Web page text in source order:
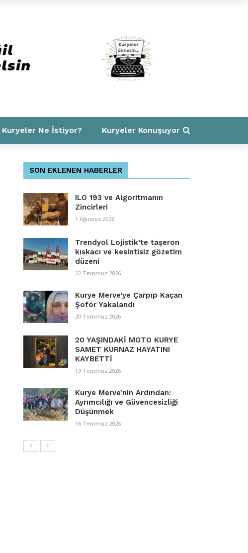
Kuryeler Ne İstiyor? Kuryeler Konuşuyor
SON EKLENEN HABERLER
ILO 193 ve Algoritmanın
Zincirleri
1 Ağustos 2026
Trendyol Lojistik’te taşeron
kıskacı ve kesintisiz gözetim
düzeni
22 Temmuz 2026
Kurye Merve’ye Çarpıp Kaçan
Şoför Yakalandı
20 Temmuz 2026
20 YAŞINDAKİ MOTO KURYE
SAMET KURNAZ HAYATINI
KAYBETTİ
19 Temmuz 2026
Kurye Merve’nin Ardından:
Ayrımcılığı ve Güvencesizliği
Düşünmek
16 Temmuz 2026